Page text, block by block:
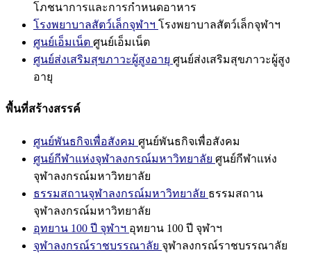
โภชนาการและการกำหนดอาหาร
โรงพยาบาลสัตว์เล็กจุฬาฯ โรงพยาบาลสัตว์เล็กจุฬาฯ
ศูนย์เอ็มเน็ต ศูนย์เอ็มเน็ต
ศูนย์ส่งเสริมสุขภาวะผู้สูงอายุ ศูนย์ส่งเสริมสุขภาวะผู้สูง
อายุ
พื้นที่สร้างสรรค์
ศูนย์พันธกิจเพื่อสังคม ศูนย์พันธกิจเพื่อสังคม
ศูนย์กีฬาแห่งจุฬาลงกรณ์มหาวิทยาลัย ศูนย์กีฬาแห่ง
จุฬาลงกรณ์มหาวิทยาลัย
ธรรมสถานจุฬาลงกรณ์มหาวิทยาลัย ธรรมสถาน
จุฬาลงกรณ์มหาวิทยาลัย
อุทยาน 100 ปี จุฬาฯ อุทยาน 100 ปี จุฬาฯ
จุฬาลงกรณ์ราชบรรณาลัย จุฬาลงกรณ์ราชบรรณาลัย